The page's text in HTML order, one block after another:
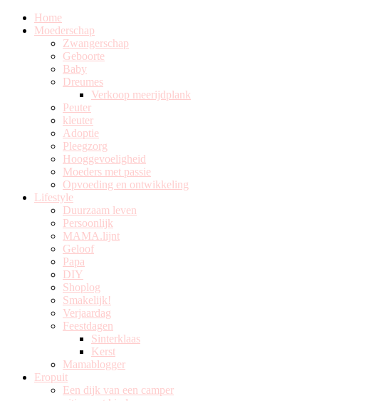
Home
Moederschap
Zwangerschap
Geboorte
Baby
Dreumes
Verkoop meerijdplank
Peuter
kleuter
Adoptie
Pleegzorg
Hooggevoeligheid
Moeders met passie
Opvoeding en ontwikkeling
Lifestyle
Duurzaam leven
Persoonlijk
MAMA.lijnt
Geloof
Papa
DIY
Shoplog
Smakelijk!
Verjaardag
Feestdagen
Sinterklaas
Kerst
Mamablogger
Eropuit
Een dijk van een camper